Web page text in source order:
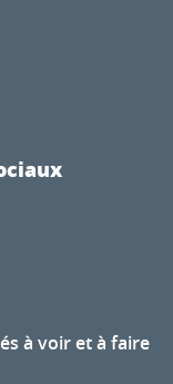
à voir et à faire